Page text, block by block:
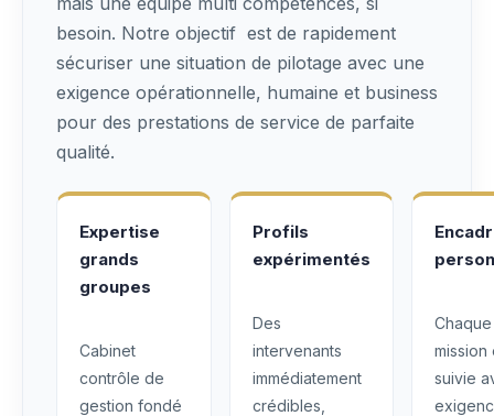
besoin. Notre objectif est de rapidement
sécuriser une situation de pilotage avec une
exigence opérationnelle, humaine et business
pour des prestations de service de parfaite
qualité.
Expertise
grands
groupes
Cabinet
contrôle de
gestion fondé
Profils
expérimentés
Des
intervenants
immédiatement
crédibles,
Chaque
mission
suivie